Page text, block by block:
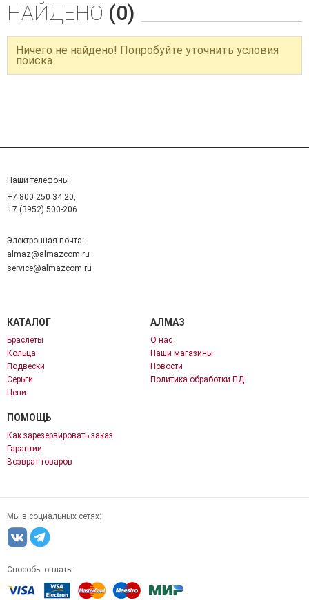
НАЙДЕНО (0)
Ничего не найдено! Попробуйте уточнить условия
поиска
Наши телефоны:
+7 800 250 34 20,
+7 (3952) 500-206
Электронная почта:
almaz@almazcom.ru
service@almazcom.ru
КАТАЛОГ
Браслеты
Кольца
Подвески
Серьги
Цепи
АЛМАЗ
О нас
Наши магазины
Новости
Политика обработки ПД
ПОМОЩЬ
Как зарезервировать заказ
Гарантии
Возврат товаров
Мы в социальных сетях:
Способы оплаты